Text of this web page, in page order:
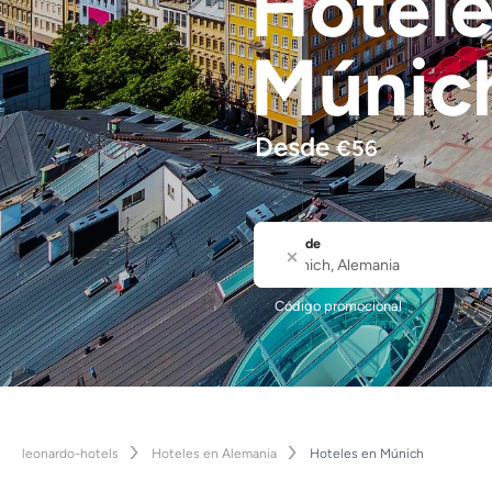
Desde€56
Dónde
Ciudad o nombre del hotel
Código promocional
leonardo-hotels Hoteles en Alemania Hoteles en Múnich